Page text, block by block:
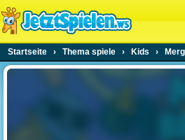
Startseite › Thema spiele › Kids ›